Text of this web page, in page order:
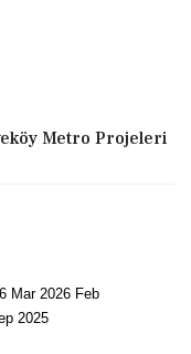
Metro Projeleri
Mar 2026 Feb
2025